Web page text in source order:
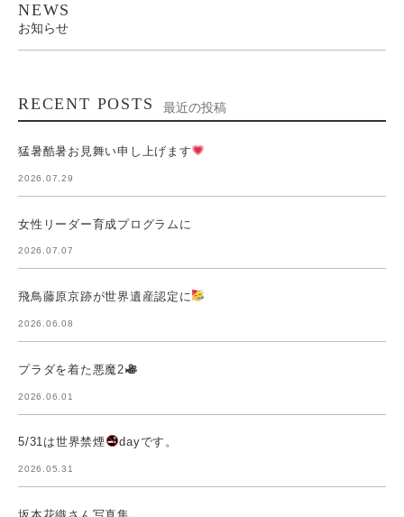
NEWS
お知らせ
RECENT POSTS 最近の投稿
猛暑酷暑お見舞い申し上げます
2026.07.29
女性リーダー育成プログラムに
2026.07.07
飛鳥藤原京跡が世界遺産認定に
2026.06.08
プラダを着た悪魔2
2026.06.01
5/31は世界禁煙 dayです。
2026.05.31